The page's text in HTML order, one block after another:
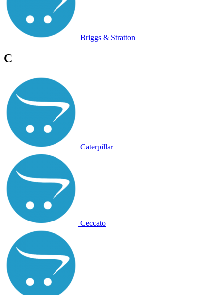
Briggs & Stratton
C
Caterpillar
Ceccato